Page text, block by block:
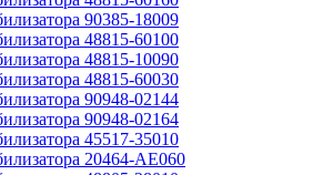
90385-18009
48815-60100
48815-10090
48815-60030
90948-02144
90948-02164
45517-35010
20464-AE060